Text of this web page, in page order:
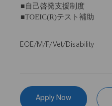
■自己啓発支援制度
■TOEIC(R)テスト補助
EOE/M/F/Vet/Disability
Apply Now